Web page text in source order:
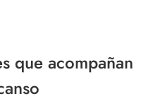
que acompañan